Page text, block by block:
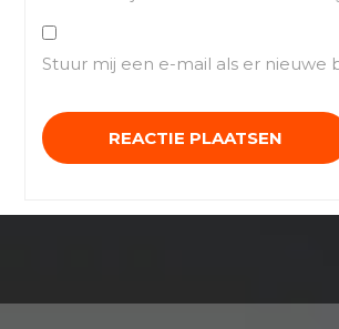
Stuur mij een e-mail als er nieuwe